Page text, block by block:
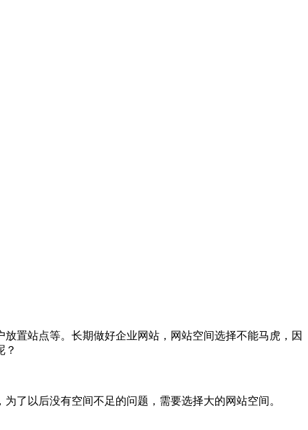
置站点等。长期做好企业网站，网站空间选择不能马虎，因
？
了以后没有空间不足的问题，需要选择大的网站空间。